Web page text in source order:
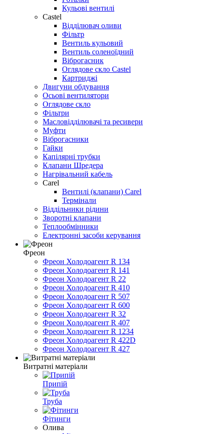
Кульові вентилі
Castel
Відділювач оливи
Фільтр
Вентиль кульовий
Вентиль соленоїдний
Віброгасник
Оглядове скло Castel
Картриджі
Двигуни обдування
Осьові вентилятори
Оглядове скло
Фільтри
Масловідділювачі та ресивери
Муфти
Віброгасники
Гайки
Капілярні трубки
Клапани Шредера
Нагрівальний кабель
Carel
Вентилі (клапани) Carel
Термінали
Віддільники рідини
Зворотні клапани
Теплообмінники
Електронні засоби керування
Фреон
Фреон Холодоагент R 134
Фреон Холодоагент R 141
Фреон Холодоагент R 22
Фреон Холодоагент R 410
Фреон Холодоагент R 507
Фреон Холодоагент R 600
Фреон Холодоагент R 32
Фреон Холодоагент R 407
Фреон Холодоагент R 1234
Фреон Холодоагент R 422D
Фреон Холодоагент R 427
Витратні матеріали
Припій
Труба
Фітинги
Олива